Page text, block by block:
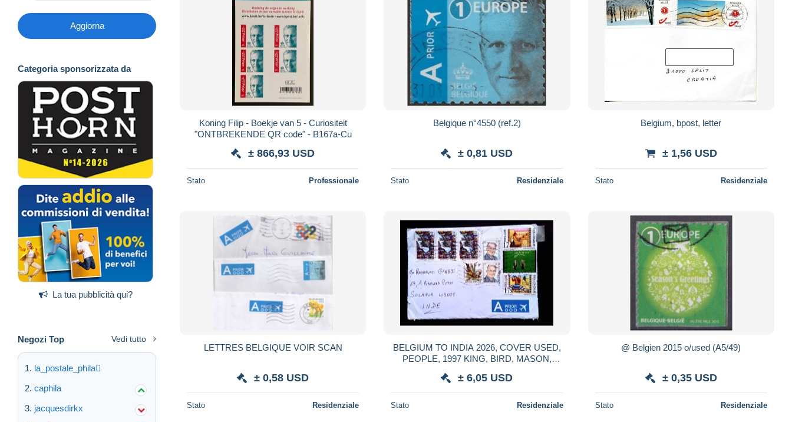
Aggiorna
Categoria sponsorizzata da
La tua pubblicità qui?
Negozi Top Vedi tutto
la_postale_phila
caphila
jacquesdirkx
Koning Filip - Boekje van 5 - Curiositeit
"ONTBREKENDE QR code" - B167a-Cu
± 866,93 USD
Stato Professionale
Belgique n°4550 (ref.2)
± 0,81 USD
Stato Residenziale
Belgium, bpost, letter
± 1,56 USD
Stato Residenziale
LETTRES BELGIQUE VOIR SCAN
± 0,58 USD
Stato Residenziale
BELGIUM TO INDIA 2026, COVER USED,
PEOPLE, 1997 KING, BIRD, MASON,
DIFF STAMPS,
± 6,05 USD
Stato Residenziale
@ Belgien 2015 o/used (A5/49)
± 0,35 USD
Stato Residenziale